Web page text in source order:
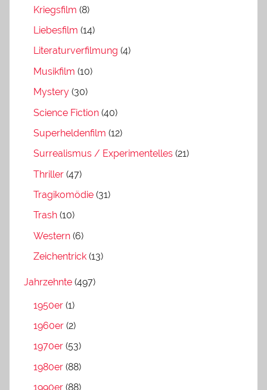
Kriegsfilm (8)
Liebesfilm (14)
Literaturverfilmung (4)
Musikfilm (10)
Mystery (30)
Science Fiction (40)
Superheldenfilm (12)
Surrealismus / Experimentelles (21)
Thriller (47)
Tragikomödie (31)
Trash (10)
Western (6)
Zeichentrick (13)
Jahrzehnte (497)
1950er (1)
1960er (2)
1970er (53)
1980er (88)
1990er (88)